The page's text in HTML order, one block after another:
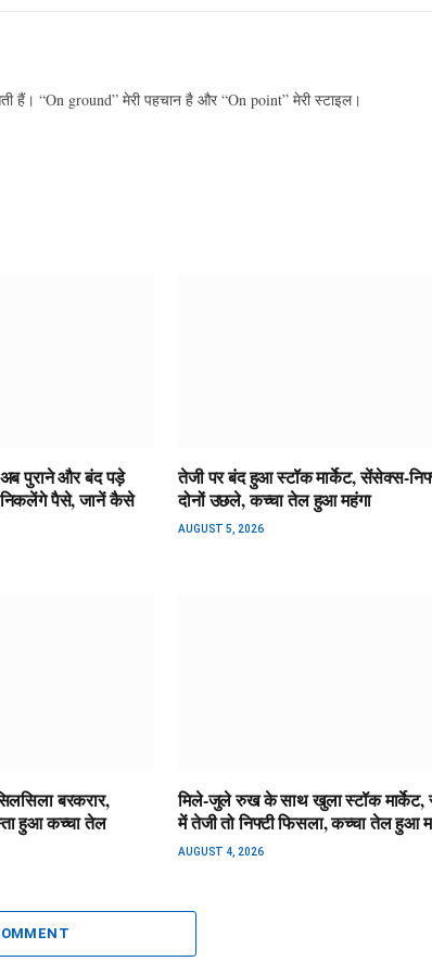
“On ground” मेरी पहचान है और “On point” मेरी स्टाइल।
पुराने और बंद पड़े
निकलेंगे पैसे, जानें कैसे
तेजी पर बंद हुआ स्टॉक मार्केट, सेंसेक्स-
दोनों उछले, कच्चा तेल हुआ महंगा
AUGUST 5, 2026
बरकरार,
हुआ कच्चा तेल
मिले-जुले रुख के साथ खुला स्टॉक
में तेजी तो निफ्टी फिसला, कच्चा तेल हुआ
AUGUST 4, 2026